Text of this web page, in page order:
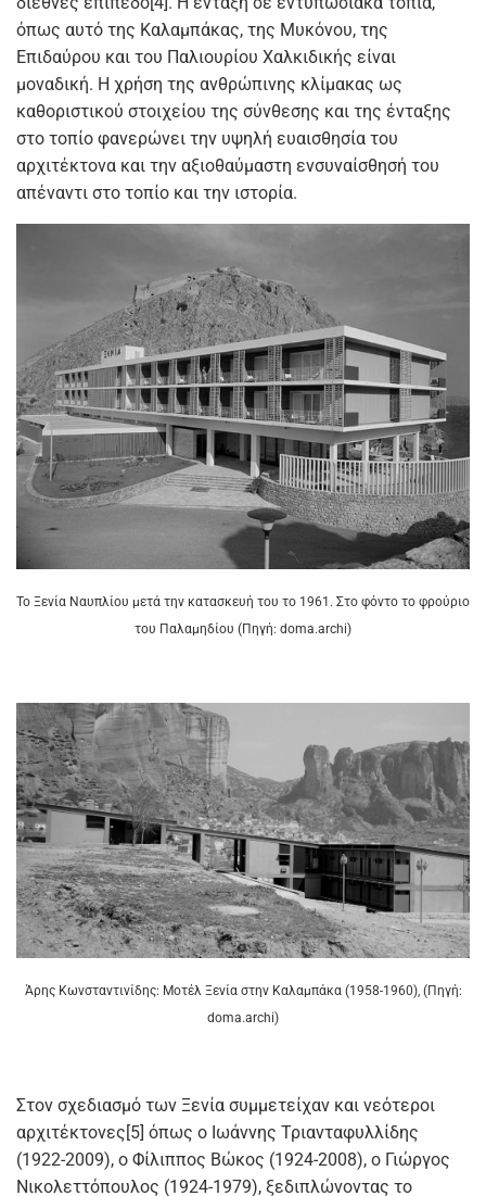
όπως αυτό της Καλαμπάκας, της Μυκόνου, της
Επιδαύρου και του Παλιουρίου Χαλκιδικής είναι
μοναδική. Η χρήση της ανθρώπινης κλίμακας ως
καθοριστικού στοιχείου της σύνθεσης και της ένταξης
στο τοπίο φανερώνει την υψηλή ευαισθησία του
αρχιτέκτονα και την αξιοθαύμαστη ενσυναίσθησή του
απέναντι στο τοπίο και την ιστορία.
Το Ξενία Ναυπλίου μετά την κατασκευή του το 1961. Στο φόντο το φρούριο
του Παλαμηδίου (Πηγή: doma.archi)
Άρης Κωνσταντινίδης: Μοτέλ Ξενία στην Καλαμπάκα (1958-1960), (Πηγή:
doma.archi)
Στον σχεδιασμό των Ξενία συμμετείχαν και νεότεροι
αρχιτέκτονες[5] όπως ο Ιωάννης Τριανταφυλλίδης
(1922-2009), ο Φίλιππος Βώκος (1924-2008), ο Γιώργος
Νικολεττόπουλος (1924-1979), ξεδιπλώνοντας το